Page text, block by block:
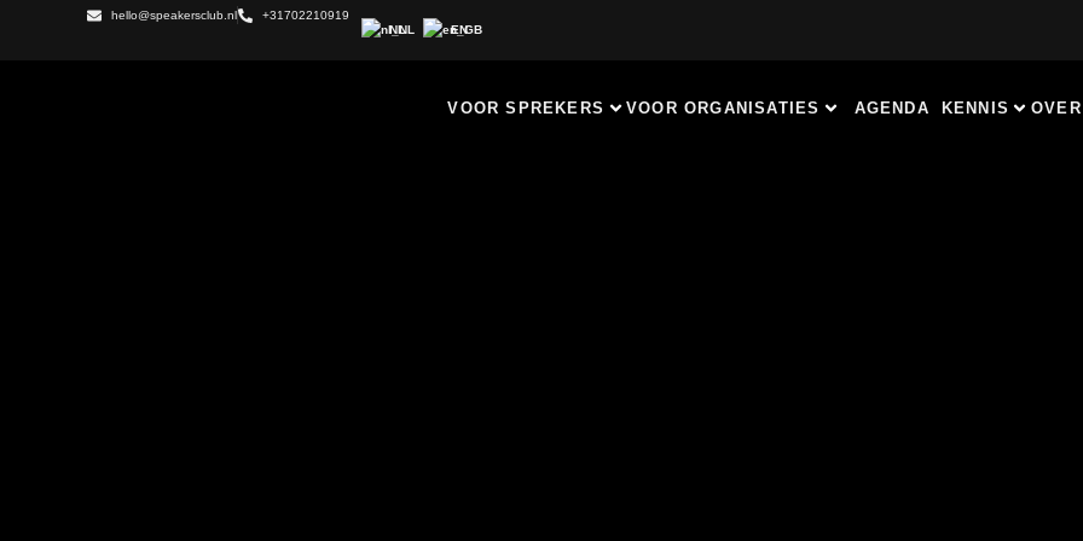
hello@speakersclub.nl
+31702210919
NL
EN
VOOR SPREKERS VOOR ORGANISATIES AGENDA KENNIS